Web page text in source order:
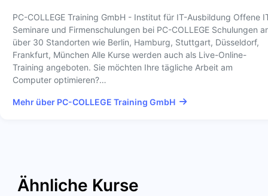
PC-COLLEGE Training GmbH - Institut für IT-Ausbildung Offene
Seminare und Firmenschulungen bei PC-COLLEGE Schulungen
über 30 Standorten wie Berlin, Hamburg, Stuttgart, Düsseldorf,
Frankfurt, München Alle Kurse werden auch als Live-Online-
Training angeboten. Sie möchten Ihre tägliche Arbeit am
Computer optimieren?…
Mehr über PC-COLLEGE Training GmbH
Ähnliche Kurse